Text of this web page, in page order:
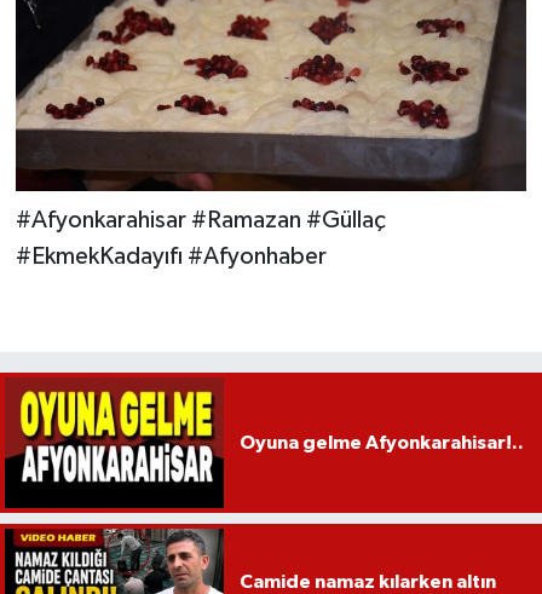
#Afyonkarahisar #Ramazan #Güllaç
#EkmekKadayıfı #Afyonhaber
Oyuna gelme Afyonkarahisar!..
Camide namaz kılarken altın